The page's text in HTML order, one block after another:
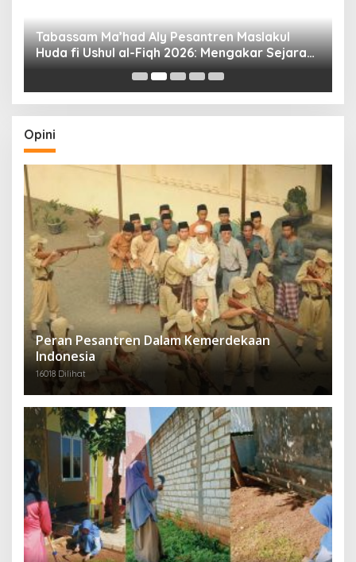
Tabassam Ma’had Aly Pesantren Maslakul
Huda fi Ushul al-Fiqh 2026: Mengakar Sejarah,
Menjangkau Peradaban”
Opini
Peran Pesantren Dalam Kemerdekaan
Indonesia
16018 Dilihat